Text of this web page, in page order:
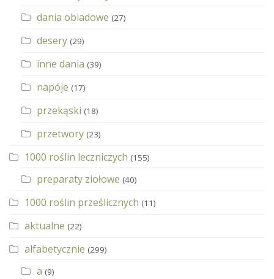
dania obiadowe (27)
desery (29)
inne dania (39)
napóje (17)
przekąski (18)
przetwory (23)
1000 roślin leczniczych (155)
preparaty ziołowe (40)
1000 roślin prześlicznych (11)
aktualne (22)
alfabetycznie (299)
a (9)